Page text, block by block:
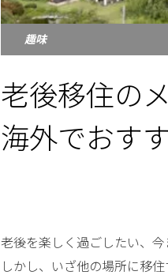
趣味
老後移住の
海外でおす
老後を楽しく過ごしたい、
しかし、いざ他の場所に移